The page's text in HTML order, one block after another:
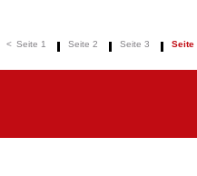
< Seite 1 Seite 2 Seite 3 Seite